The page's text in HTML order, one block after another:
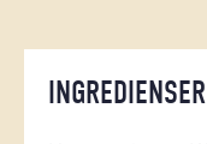
INGREDIENSER